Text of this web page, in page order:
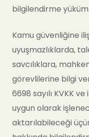
bilgilendirme
Kamu güvenliğine
uyuşmazlıklarda,
savcılıklara,
görevlilerine bilgi
6698 sayılı KVKK
uygun olarak
aktarılabileceği